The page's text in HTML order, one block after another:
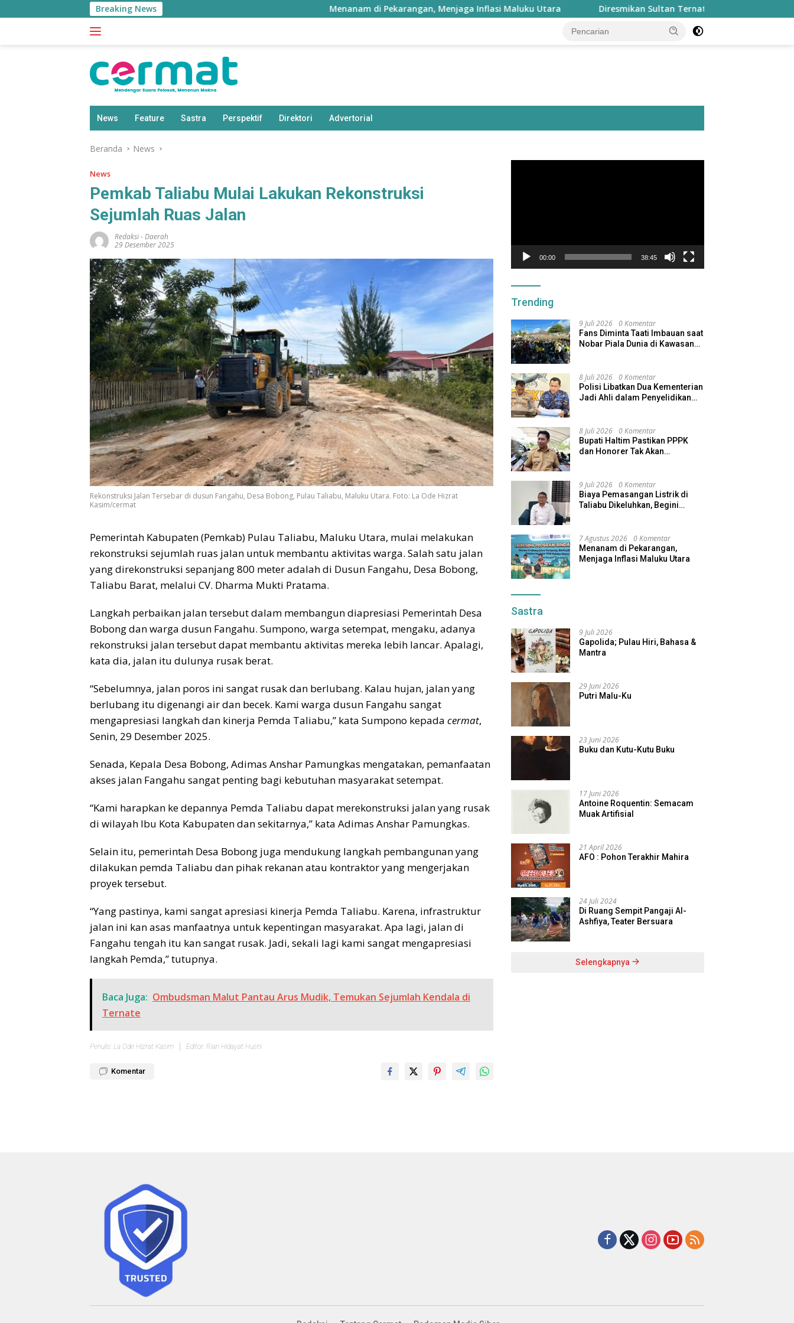
ke
Breaking News Menanam di Pekarangan, Menjaga Inflasi Maluku Utara Diresmikan Sultan Ternate, Masjid Nurul Fasyah
News Feature Sastra Perspektif Direktori Advertorial
Beranda News
News
Pemkab Taliabu Mulai Lakukan Rekonstruksi
Sejumlah Ruas Jalan
Redaksi-Daerah
29 Desember 2025
Rekonstruksi Jalan Tersebar di dusun Fangahu, Desa Bobong, Pulau Taliabu, Maluku Utara. Foto: La Ode Hizrat
Kasim/cermat
Pemerintah Kabupaten (Pemkab) Pulau Taliabu, Maluku Utara, mulai melakukan
rekonstruksi sejumlah ruas jalan untuk membantu aktivitas warga. Salah satu jalan
yang direkonstruksi sepanjang 800 meter adalah di Dusun Fangahu, Desa Bobong,
Taliabu Barat, melalui CV. Dharma Mukti Pratama.
Langkah perbaikan jalan tersebut dalam membangun diapresiasi Pemerintah Desa
Bobong dan warga dusun Fangahu. Sumpono, warga setempat, mengaku, adanya
rekonstruksi jalan tersebut dapat membantu aktivitas mereka lebih lancar. Apalagi,
kata dia, jalan itu dulunya rusak berat.
“Sebelumnya, jalan poros ini sangat rusak dan berlubang. Kalau hujan, jalan yang
berlubang itu digenangi air dan becek. Kami warga dusun Fangahu sangat
mengapresiasi langkah dan kinerja Pemda Taliabu,” kata Sumpono kepada cermat,
Senin, 29 Desember 2025.
Senada, Kepala Desa Bobong, Adimas Anshar Pamungkas mengatakan, pemanfaatan
akses jalan Fangahu sangat penting bagi kebutuhan masyarakat setempat.
“Kami harapkan ke depannya Pemda Taliabu dapat merekonstruksi jalan yang rusak
di wilayah Ibu Kota Kabupaten dan sekitarnya,” kata Adimas Anshar Pamungkas.
Selain itu, pemerintah Desa Bobong juga mendukung langkah pembangunan yang
dilakukan pemda Taliabu dan pihak rekanan atau kontraktor yang mengerjakan
proyek tersebut.
“Yang pastinya, kami sangat apresiasi kinerja Pemda Taliabu. Karena, infrastruktur
jalan ini kan asas manfaatnya untuk kepentingan masyarakat. Apa lagi, jalan di
Fangahu tengah itu kan sangat rusak. Jadi, sekali lagi kami sangat mengapresiasi
langkah Pemda,” tutupnya.
Baca Juga: Ombudsman Malut Pantau Arus Mudik, Temukan Sejumlah Kendala di
Ternate
Penulis: La Ode Hizrat Kasim Editor: Rian Hidayat Husni
Komentar
00:00 38:45
Trending
9 Juli 2026 0 Komentar
Fans Diminta Taati Imbauan saat
Nobar Piala Dunia di Kawasan
8 Juli 2026 0 Komentar
Polisi Libatkan Dua Kementerian
Jadi Ahli dalam Penyelidikan
8 Juli 2026 0 Komentar
Bupati Haltim Pastikan PPPK
dan Honorer Tak Akan
9 Juli 2026 0 Komentar
Biaya Pemasangan Listrik di
Taliabu Dikeluhkan, Begini
7 Agustus 2026 0 Komentar
Menanam di Pekarangan,
Menjaga Inflasi Maluku Utara
Sastra
9 Juli 2026
Gapolida; Pulau Hiri, Bahasa &
Mantra
29 Juni 2026
Putri Malu-Ku
23 Juni 2026
Buku dan Kutu-Kutu Buku
17 Juni 2026
Antoine Roquentin: Semacam
Muak Artifisial
21 April 2026
AFO : Pohon Terakhir Mahira
24 Juli 2024
Di Ruang Sempit Pangaji Al-
Ashfiya, Teater Bersuara
Selengkapnya